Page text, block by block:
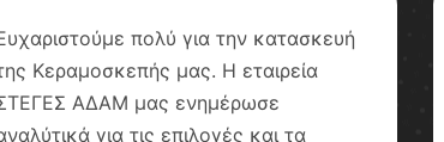
πολύ για την κατασκευή
Κεραμοσκεπής μας. Η εταιρεία
ΑΔΑΜ μας ενημέρωσε
για τις επιλογές και τα